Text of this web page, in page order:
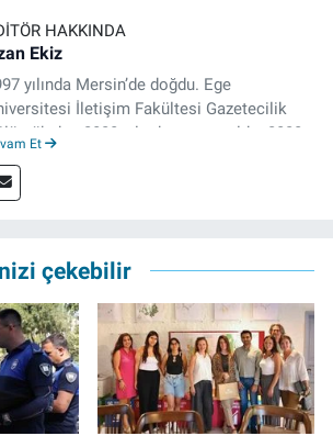
HAKKINDA
Ekiz
yılında Mersin’de doğdu. Ege
İletişim Fakültesi Gazetecilik
2020 yılında mezun oldu. 2020
muhabir, rejisör olarak çalıştı.
hayatına İzmir’de başlayan gazeteci,
Et
çekebilir